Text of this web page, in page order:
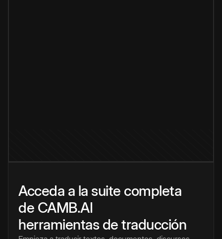
Acceda a la suite completa
de CAMB.AI
herramientas de traducción